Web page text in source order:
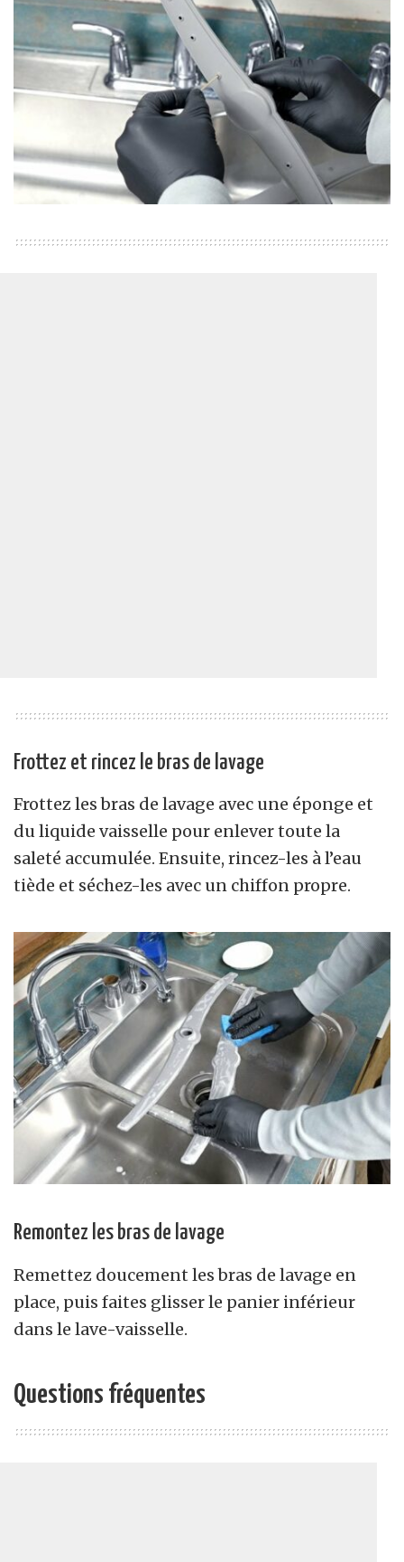
Frottez et rincez le bras de lavage
Frottez les bras de lavage avec une éponge et
du liquide vaisselle pour enlever toute la
saleté accumulée. Ensuite, rincez-les à l’eau
tiède et séchez-les avec un chiffon propre.
Remontez les bras de lavage
Remettez doucement les bras de lavage en
place, puis faites glisser le panier inférieur
dans le lave-vaisselle.
Questions fréquentes